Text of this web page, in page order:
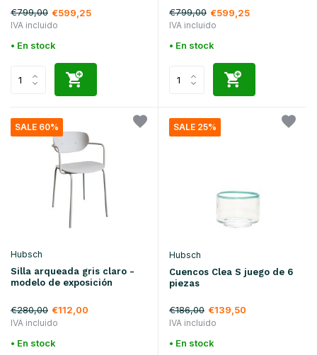
€799,00 €599,25
IVA incluido
• En stock
€799,00 €599,25
IVA incluido
• En stock
SALE 60%
Hubsch
Silla arqueada gris claro -
modelo de exposición
€280,00 €112,00
IVA incluido
• En stock
SALE 25%
Hubsch
Cuencos Clea S juego de 6
piezas
€186,00 €139,50
IVA incluido
• En stock